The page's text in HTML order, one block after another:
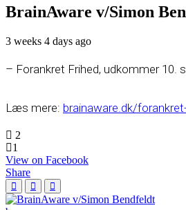
BrainAware v/Simon
3 weeks 4 days ago
– Forankret Frihed, udkommer 10.
Læs mere: brainaware.dk/
2
1
View on Facebook
Share